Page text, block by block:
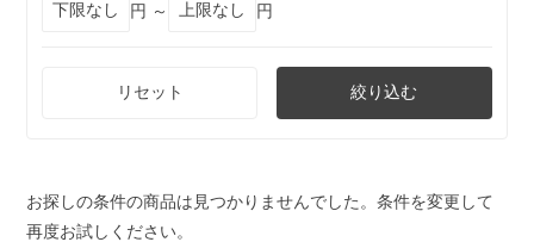
円 ～
円
リセット 絞り込む
お探しの条件の商品は見つかりませんでした。条件を変更して
再度お試しください。